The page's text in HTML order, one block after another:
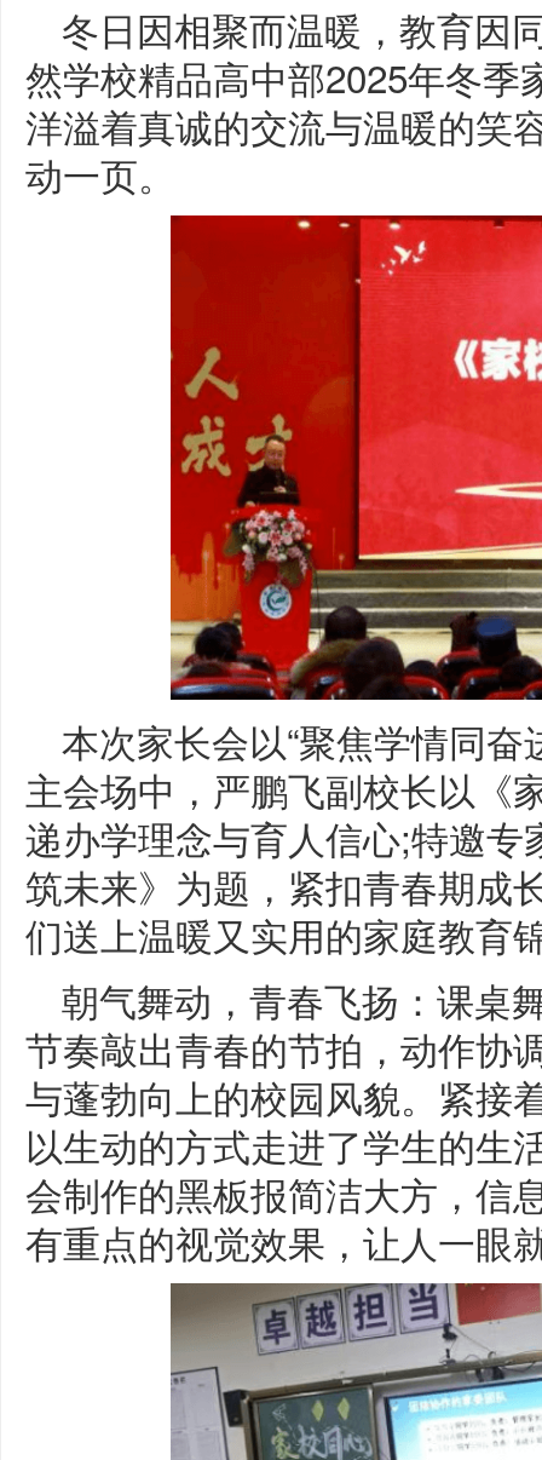
冬日因相聚而温暖，教育因
然学校精品高中部2025年冬
洋溢着真诚的交流与温暖的笑
动一页。
本次家长会以“聚焦学情同
主会场中，严鹏飞副校长以《
递办学理念与育人信心;特邀
筑未来》为题，紧扣青春期成
们送上温暖又实用的家庭教育
朝气舞动，青春飞扬：课桌
节奏敲出青春的节拍，动作协
与蓬勃向上的校园风貌。紧接
以生动的方式走进了学生的生
会制作的黑板报简洁大方，信
有重点的视觉效果，让人一眼